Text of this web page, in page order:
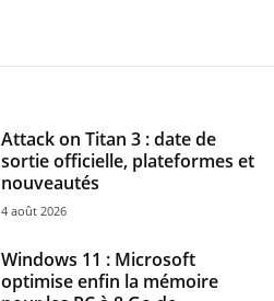
Attack on Titan 3 : date de
sortie officielle, plateformes et
nouveautés
4 août 2026
Windows 11 : Microsoft
optimise enfin la mémoire